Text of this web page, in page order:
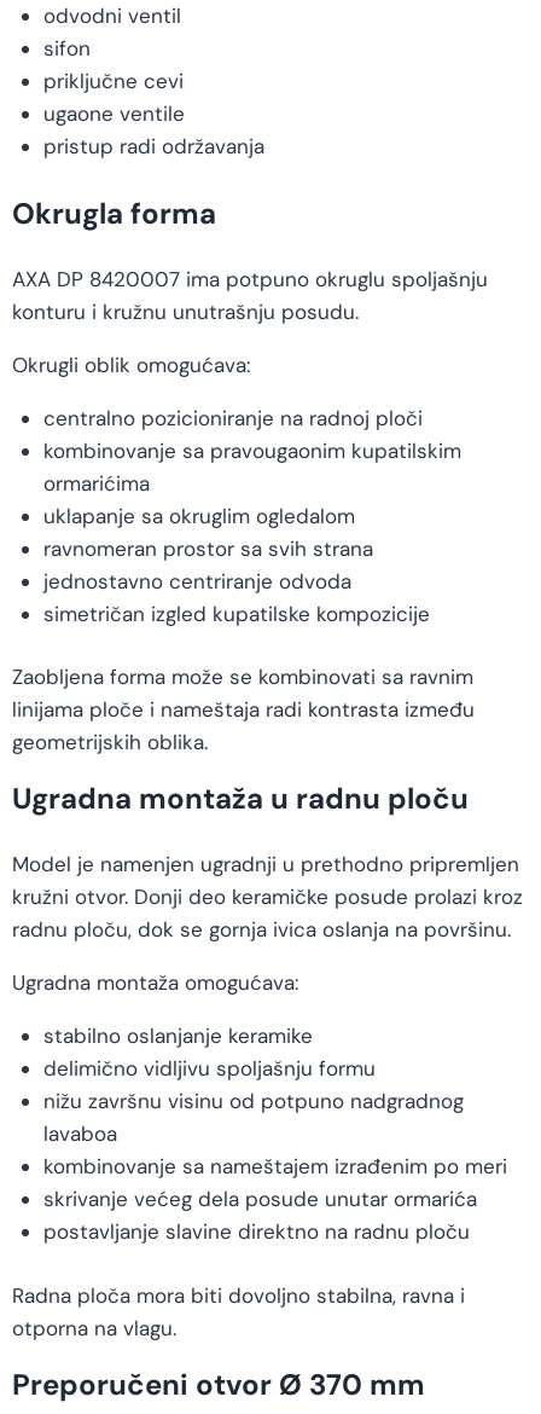
odvodni ventil
sifon
priključne cevi
ugaone ventile
pristup radi održavanja
Okrugla forma
AXA DP 8420007 ima potpuno okruglu spoljašnju
konturu i kružnu unutrašnju posudu.
Okrugli oblik omogućava:
centralno pozicioniranje na radnoj ploči
kombinovanje sa pravougaonim kupatilskim
ormarićima
uklapanje sa okruglim ogledalom
ravnomeran prostor sa svih strana
jednostavno centriranje odvoda
simetričan izgled kupatilske kompozicije
Zaobljena forma može se kombinovati sa ravnim
linijama ploče i nameštaja radi kontrasta između
geometrijskih oblika.
Ugradna montaža u radnu ploču
Model je namenjen ugradnji u prethodno pripremljen
kružni otvor. Donji deo keramičke posude prolazi kroz
radnu ploču, dok se gornja ivica oslanja na površinu.
Ugradna montaža omogućava:
stabilno oslanjanje keramike
delimično vidljivu spoljašnju formu
nižu završnu visinu od potpuno nadgradnog
lavaboa
kombinovanje sa nameštajem izrađenim po meri
skrivanje većeg dela posude unutar ormarića
postavljanje slavine direktno na radnu ploču
Radna ploča mora biti dovoljno stabilna, ravna i
otporna na vlagu.
Preporučeni otvor Ø 370 mm